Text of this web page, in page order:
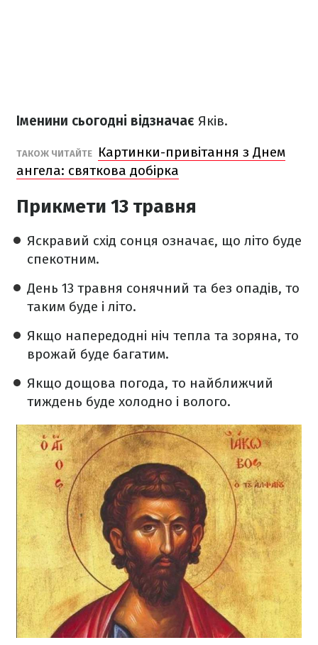
Іменини сьогодні відзначає Яків.
ТАКОЖ ЧИТАЙТЕ
Картинки-привітання з Днем
ангела: святкова добірка
Прикмети 13 травня
Яскравий схід сонця означає, що літо буде
спекотним.
День 13 травня сонячний та без опадів, то
таким буде і літо.
Якщо напередодні ніч тепла та зоряна, то
врожай буде багатим.
Якщо дощова погода, то найближчий
тиждень буде холодно і волого.